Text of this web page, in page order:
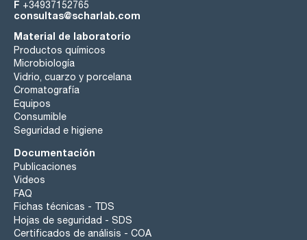
F +34937152765
consultas@scharlab.com
Material de laboratorio
Productos químicos
Microbiología
Vidrio, cuarzo y porcelana
Cromatografía
Equipos
Consumible
Seguridad e higiene
Documentación
Publicaciones
Videos
FAQ
Fichas técnicas - TDS
Hojas de seguridad - SDS
Certificados de análisis - COA